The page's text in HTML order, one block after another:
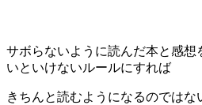
サボらないように読んだ本と感想
いといけないルールにすれば
きちんと読むようになるのでは